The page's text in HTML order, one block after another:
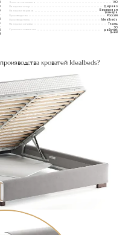
Высота изголовья
140
Материал опор
Дерево
Материал каркаса
Березовая
фанера
Производство
Россия
Производитель
Idealbeds
Материал обивки
Ткань
Срок изготовления
30
рабочих
дней
кроватей Idealbeds?